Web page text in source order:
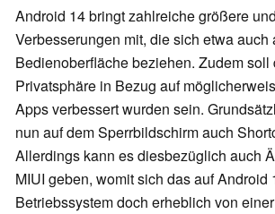
Android 14 bringt zahlreiche größere
Verbesserungen mit, die sich etwa auch
Bedienoberfläche beziehen. Zudem soll
Privatsphäre in Bezug auf
Apps verbessert wurden sein.
nun auf dem Sperrbildschirm auch
Allerdings kann es diesbezüglich auch
MIUI geben, womit sich das auf Android
Betriebssystem doch erheblich von